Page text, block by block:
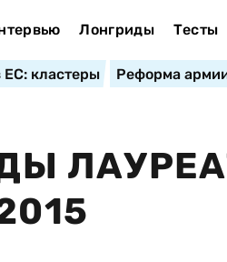
Лонгриды Тесты
ЕС: кластеры Реформа